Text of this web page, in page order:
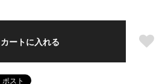
カートに入れる